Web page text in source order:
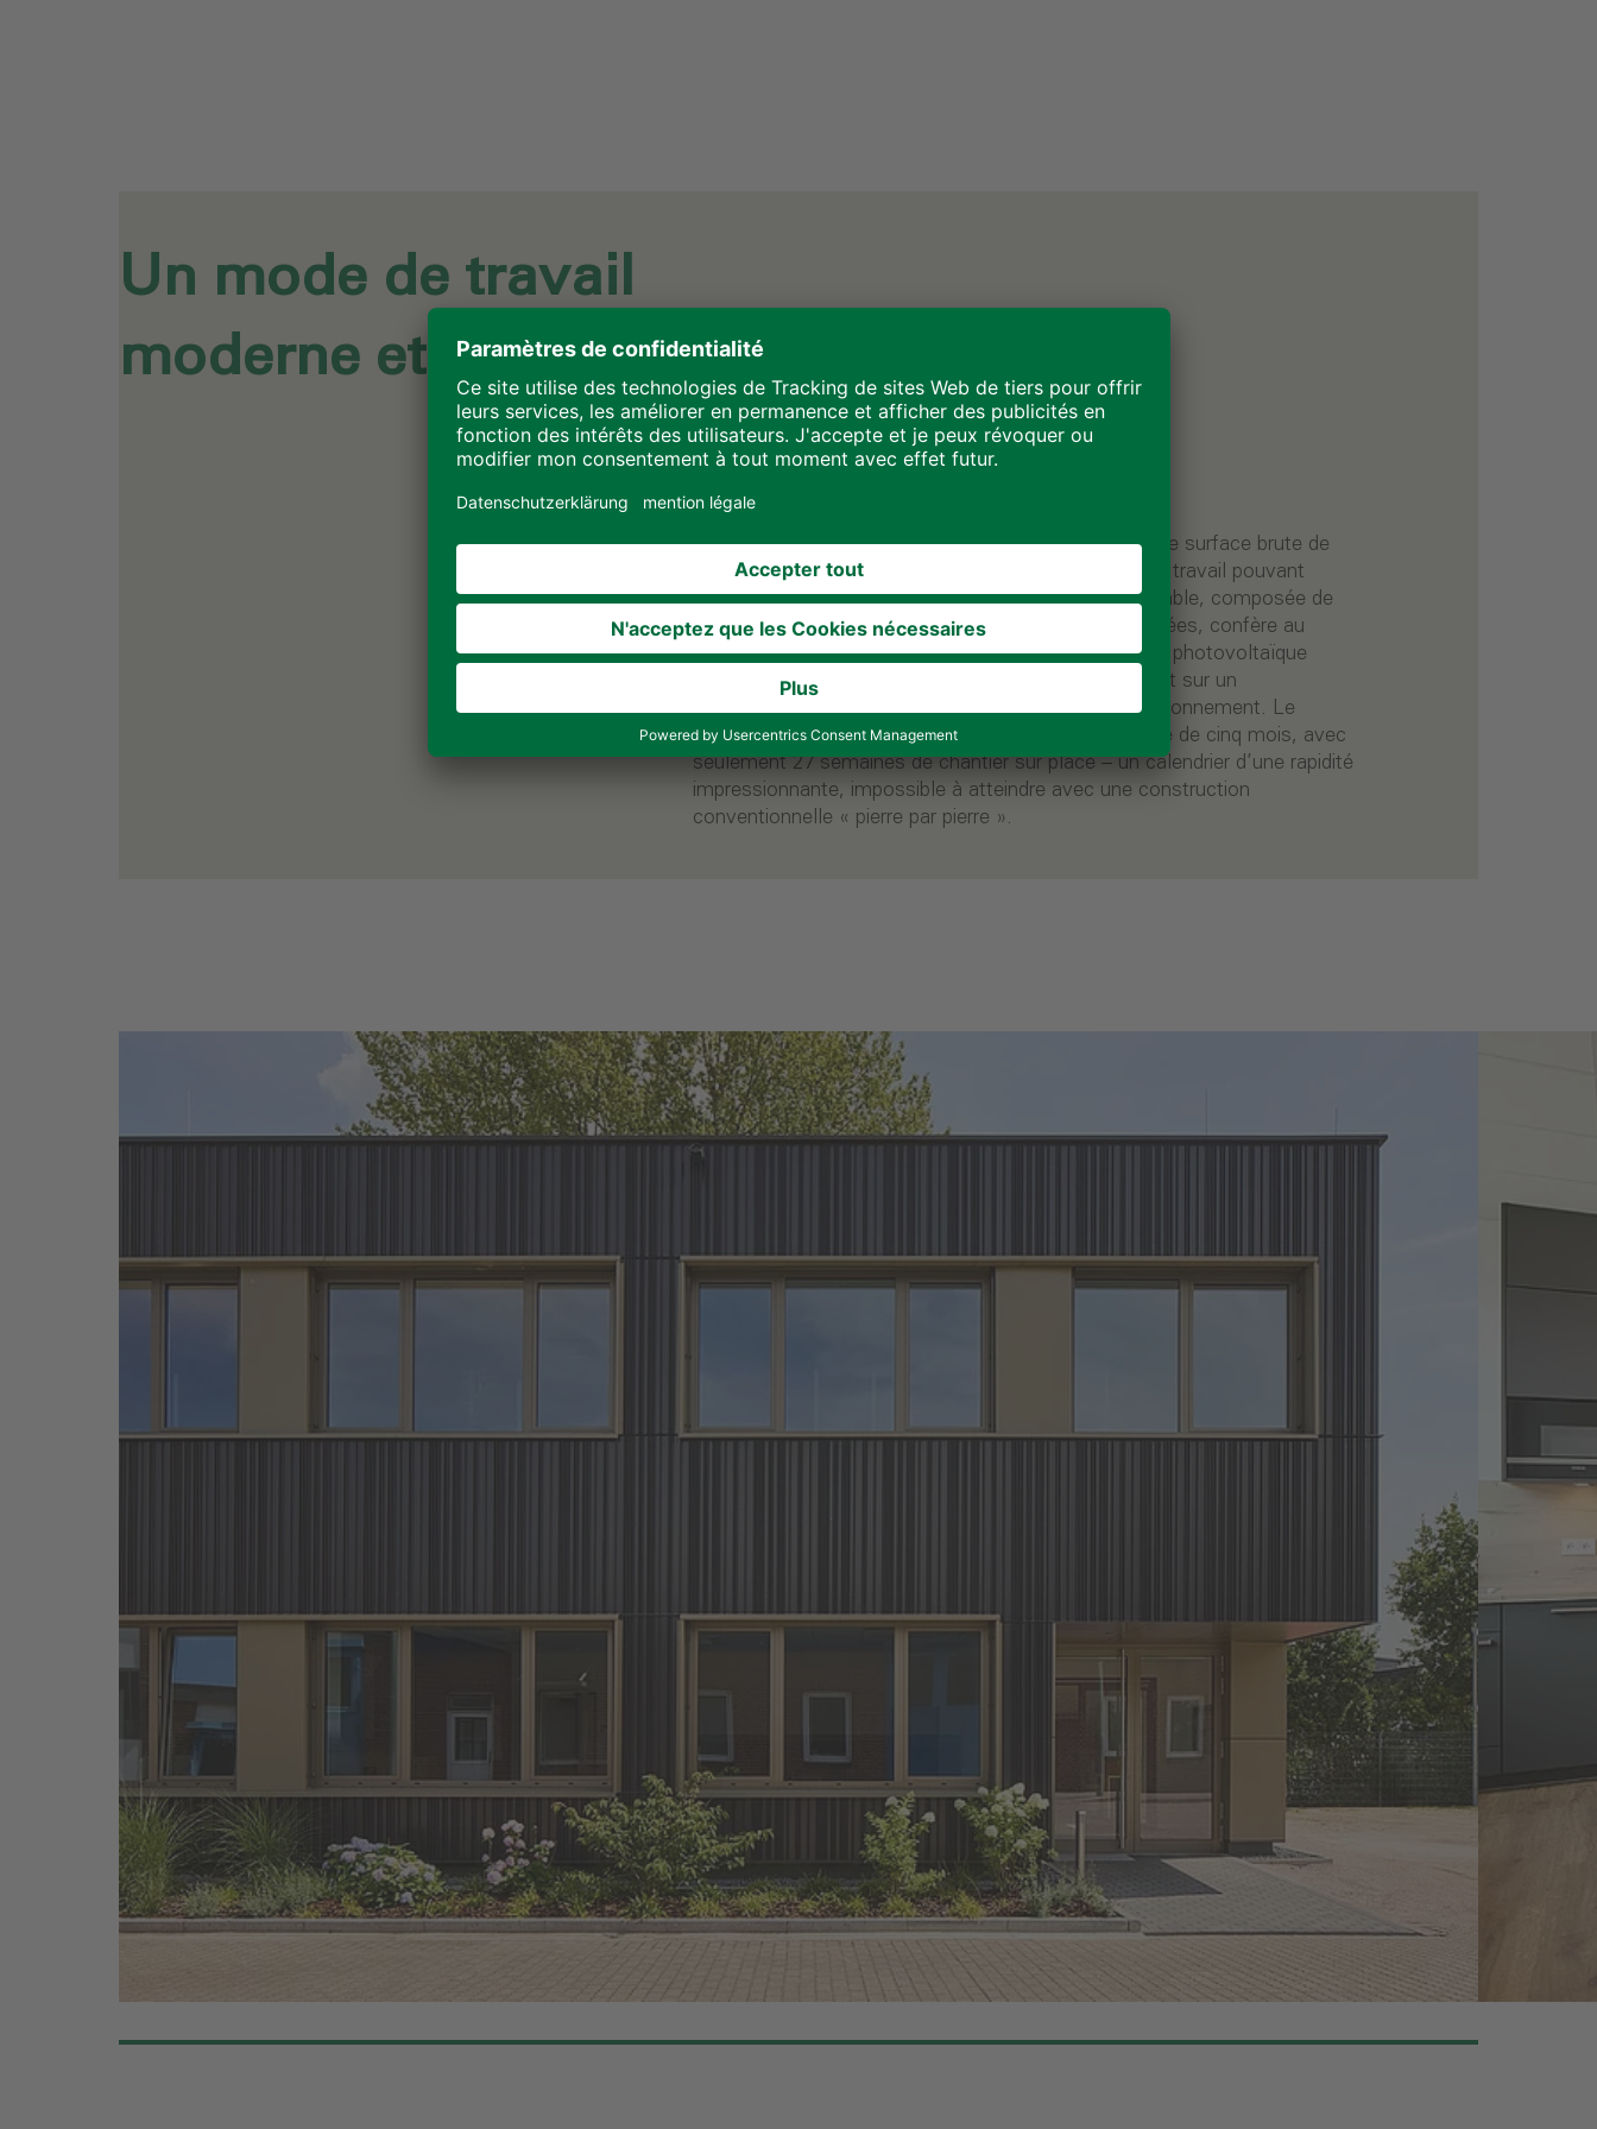
Un mode de travail
moderne et durable
Le projet a été achevé en février 2024 et offre, sur une surface brute de
plancher de 1 120 m², un excellent environnement de travail pouvant
accueillir une centaine de postes. Sa façade remarquable, composée de
panneaux dentelés foncés rehaussés de touches dorées, confère au
bâtiment un caractère unique, tandis que l’installation photovoltaïque
intégrée et une pompe à chaleur à air mettent l’accent sur un
approvisionnement énergétique respectueux de l’environnement. Le
bâtiment a été livré en l’état d’occupation en l’espace de cinq mois, avec
seulement 27 semaines de chantier sur place – un calendrier d’une rapidité
impressionnante, impossible à atteindre avec une construction
conventionnelle « pierre par pierre ».